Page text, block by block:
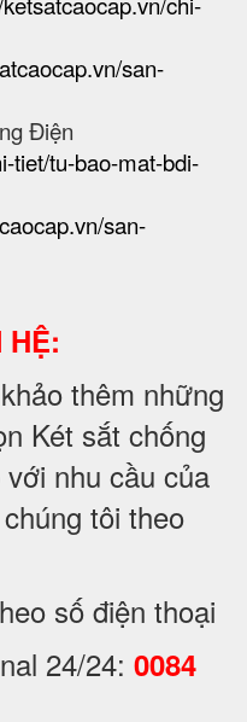
san-
Điện
tiet/tu-bao-mat-bdi-
san-
HỆ:
thêm những
Két sắt chống
nhu cầu của
tôi theo
số điện thoại
24/24: 0084